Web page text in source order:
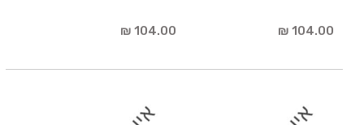
104.00 ₪
104.00 ₪